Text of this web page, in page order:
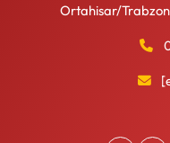
Ortahisar/Trabzon